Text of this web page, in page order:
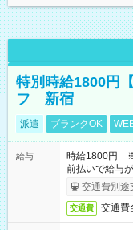
特別時給1800円
フ 新宿
派遣 ブランクOK
給与
時給1800円 ※
前払いで給与
交通費別途
交通費 交通費